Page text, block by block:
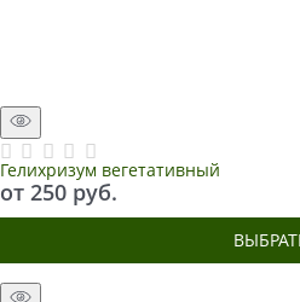
Гелихризум вегетативный
от 250 руб.